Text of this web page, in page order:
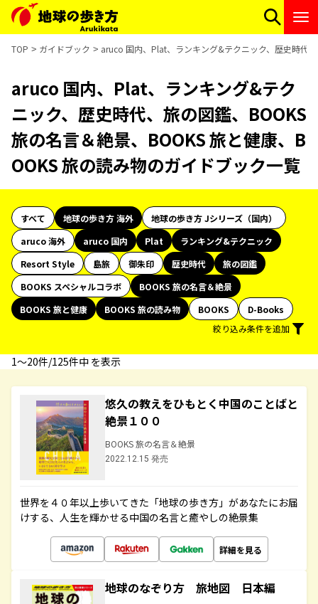
TOP ガイドブック aruco 国内、Plat、ランキング&テクニック、歴史時代
aruco 国内、Plat、ランキング&テク
ニック、歴史時代、旅の図鑑、BOOKS
旅の名言＆絶景、BOOKS 旅と健康、B
OOKS 旅の読み物のガイドブック一覧
すべて 地球の歩き方 海外
地球の歩き方 Jシリーズ（国内）
aruco 海外
aruco 国内 Plat
ランキング&テクニック
Resort Style
島旅 御朱印 歴史時代
旅の図鑑
BOOKS スペシャルコラボ
BOOKS 旅の名言＆絶景
BOOKS 旅と健康
BOOKS 旅の読み物 BOOKS
D-Books
絞り込み条件を追加
1〜20件/125件中 を表示
悠久の教えをひもとく中国のことばと
絶景１００
BOOKS 旅の名言＆絶景
2022.12.15 発売
世界を４０年以上歩いてきた「地球の歩き方」があなたにお届
けする、人生を輝かせる中国の名言と癒やしの絶景集
詳細を見る
地球のなぞり方 旅地図 日本編